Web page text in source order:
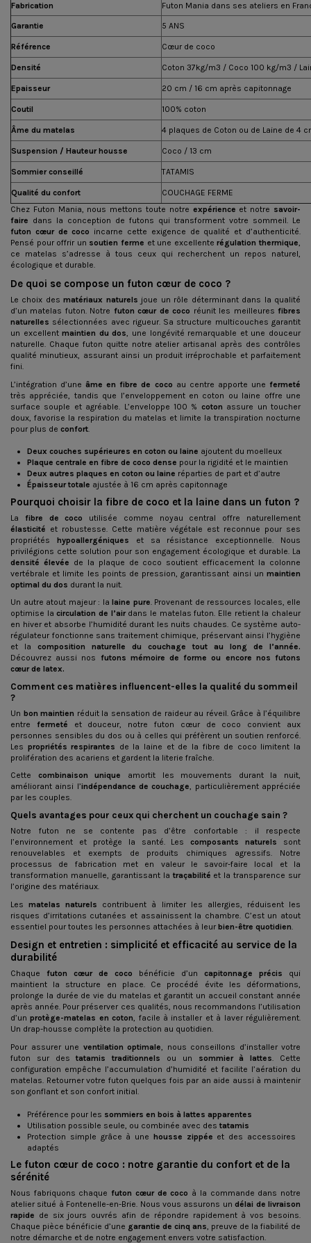
Fabrication Futon Mania dans ses ateliers en
Garantie 5 ANS
Référence Cœur de coco
Densité Coton 37kg/m3 / Coco 100 kg/m3 /
Epaisseur 20 cm / 16 cm après capitonnage
Coutil 100% coton
Âme du matelas 4 plaques de Coton ou de Laine de 4
Suspension / Hauteur housse Coco / 13 cm
Sommier conseillé TATAMIS
Qualité du confort
COUCHAGE FERME
Chez Futon Mania, nous mettons toute notre expérience et notre savoir-
faire dans la conception de futons qui transforment votre sommeil. Le
futon cœur de coco incarne cette exigence de qualité et d’authenticité.
Pensé pour offrir un soutien ferme et une excellenterégulation thermique,
ce matelas s’adresse à tous ceux qui recherchent un repos naturel,
écologique et durable.
De quoi se compose un futon cœur de coco ?
Le choix desmatériaux naturels joue un rôle déterminant dans la qualité
d’un matelas futon. Notre futon cœur de coco réunit les meilleures fibres
naturelles sélectionnées avec rigueur. Sa structure multicouches garantit
un excellentmaintien du dos, une longévité remarquable et une douceur
naturelle. Chaque futon quitte notre atelier artisanal après des contrôles
qualité minutieux, assurant ainsi un produit irréprochable et parfaitement
fini.
L’intégration d’uneâme en fibre de coco au centre apporte une fermeté
très appréciée, tandis que l’enveloppement en coton ou laine offre une
surface souple et agréable. L’enveloppe 100 % coton assure un toucher
doux, favorise la respiration du matelas et limite la transpiration nocturne
pour plus de confort
Deux couches supérieures en coton ou laine ajoutent du moelleux
Plaque centrale en fibre de coco dense pour la rigidité et le maintien
Deux autres plaques en coton ou laine réparties de part et d’autre
Épaisseur totale ajustée à 16 cm après capitonnage
Pourquoi choisir la fibre de coco et la laine dans un futon ?
La fibre de coco utilisée comme noyau central offre naturellement
élasticité et robustesse. Cette matière végétale est reconnue pour ses
propriétés hypoallergéniques et sa résistance exceptionnelle. Nous
privilégions cette solution pour son engagement écologique et durable. La
densité élevée de la plaque de coco soutient efficacement la colonne
vertébrale et limite les points de pression, garantissant ainsi un maintien
optimal du dos durant la nuit.
Un autre atout majeur : la laine pure. Provenant de ressources locales, elle
optimise lacirculation de l’airdans le matelas futon. Elle retient la chaleur
en hiver et absorbe l’humidité durant les nuits chaudes. Ce système auto-
régulateur fonctionne sans traitement chimique, préservant ainsi l’hygiène
et la composition naturelle du couchage tout au long de l’année.
Découvrez aussi nos
futons mémoire de forme ou encore nos futons
cœurde latex.
Comment ces matières influencent-elles la qualité du sommeil
?
Un bon maintien réduit la sensation de raideur au réveil. Grâce à l’équilibre
entre fermeté et douceur, notre futon cœur de coco convient aux
personnes sensibles du dos ou à celles qui préfèrent un soutien renforcé.
Les propriétés respirantes de la laine et de la fibre de coco limitent la
prolifération des acariens et gardent la literie fraîche.
Cette combinaison unique amortit les mouvements durant la nuit,
améliorant ainsi l’indépendance de couchage, particulièrement appréciée
par les couples.
Quels avantages pour ceux qui cherchent un couchage sain ?
Notre futon ne se contente pas d’être confortable : il respecte
l’environnement et protège la santé. Lescomposants naturels sont
renouvelables et exempts de produits chimiques agressifs. Notre
processus de fabrication met en valeur le savoir-faire local et la
transformation manuelle, garantissant la traçabilité et la transparence sur
l’origine des matériaux.
Lesmatelas naturels contribuent à limiter les allergies, réduisent les
risques d’irritations cutanées et assainissent la chambre. C’est un atout
essentiel pour toutes les personnes attachées à leur bien-être quotidien
Design et entretien : simplicité et efficacité au service de la
durabilité
Chaque futon cœur de coco bénéficie d’un capitonnage précis qui
maintient la structure en place. Ce procédé évite les déformations,
prolonge la durée de vie du matelas et garantit un accueil constant année
après année. Pour préserver ces qualités, nous recommandons l’utilisation
d’unprotège-matelas en coton, facile à installer et à laver régulièrement.
Un drap-housse complète la protection au quotidien.
Pour assurer une ventilation optimale , nous conseillons d’installer votre
futon sur destatamis traditionnels ou un sommier à lattes . Cette
configuration empêche l’accumulation d’humidité et facilite l’aération du
matelas. Retourner votre futon quelques fois par an aide aussi à maintenir
son gonflant et son confort initial.
Préférence pour les sommiers en bois à lattes apparentes
Utilisation possible seule, ou combinée avec des tatamis
Protection simple grâce à une housse zippée et des accessoires
adaptés
Le futon cœur de coco : notre garantie du confort et de la
sérénité
Nous fabriquons chaque futon cœur de coco à la commande dans notre
atelier situé à Fontenelle-en-Brie. Nous vous assurons undélai de livraison
rapide de six jours ouvrés afin de répondre rapidement à vos besoins.
Chaque pièce bénéficie d’une garantie de cinq ans , preuve de la fiabilité de
notre démarche et de notre engagement envers votre satisfaction.